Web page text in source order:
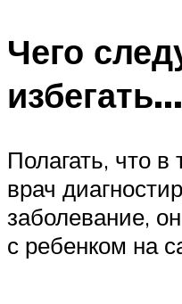
Чего
избегать…
Полагать, что в
врач
заболевание,
с ребенком на